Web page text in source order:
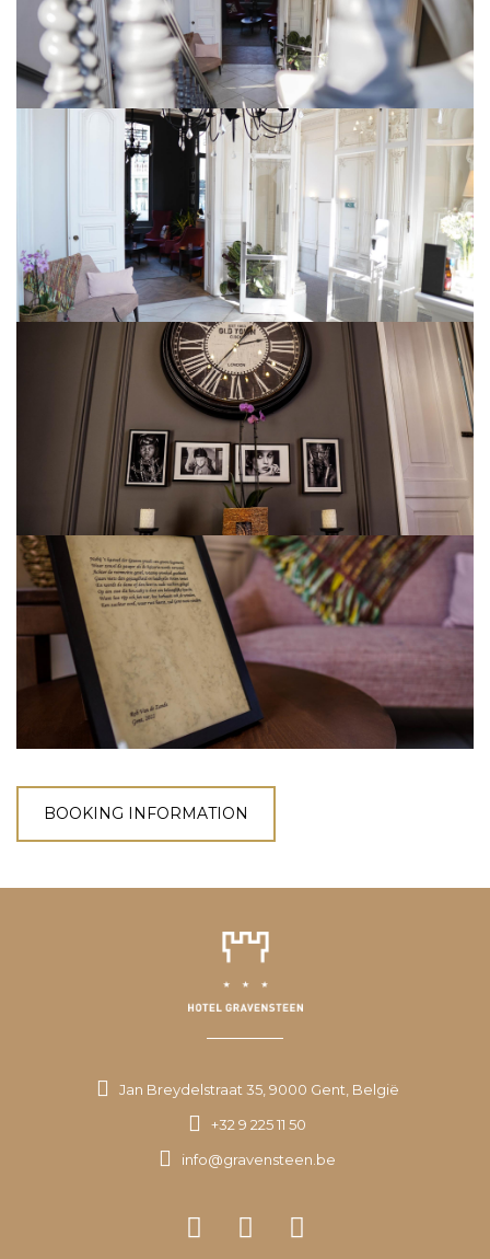
BOOKING INFORMATION
Jan Breydelstraat 35, 9000 Gent, België
+32 9 225 11 50
info@gravensteen.be